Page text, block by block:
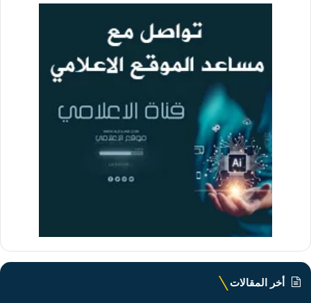
أخر المقالات